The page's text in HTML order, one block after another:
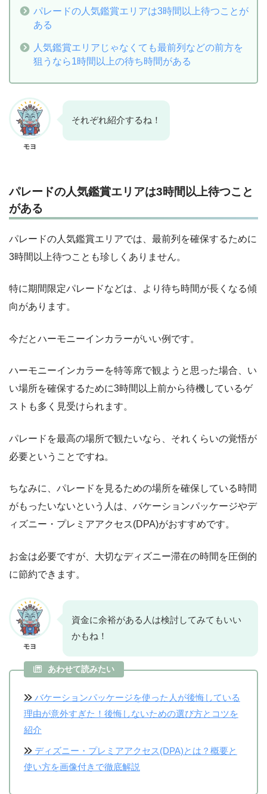
パレードの人気鑑賞エリアは3時間以上待つことが
ある
人気鑑賞エリアじゃなくても最前列などの前方を
狙うなら1時間以上の待ち時間がある
モヨ
それぞれ紹介するね！
パレードの人気鑑賞エリアは3時間以上待つこと
がある
パレードの人気鑑賞エリアでは、最前列を確保するために
3時間以上待つことも珍しくありません。
特に期間限定パレードなどは、より待ち時間が長くなる傾
向があります。
今だとハーモニーインカラーがいい例です。
ハーモニーインカラーを特等席で観ようと思った場合、い
い場所を確保するために3時間以上前から待機しているゲ
ストも多く見受けられます。
パレードを最高の場所で観たいなら、それくらいの覚悟が
必要ということですね。
ちなみに、パレードを見るための場所を確保している時間
がもったいないという人は、バケーションパッケージやデ
ィズニー・プレミアアクセス(DPA)がおすすめです。
お金は必要ですが、大切なディズニー滞在の時間を圧倒的
に節約できます。
モヨ
資金に余裕がある人は検討してみてもいい
かもね！
あわせて読みたい
バケーションパッケージを使った人が後悔している
理由が意外すぎた！後悔しないための選び方とコツを
紹介
ディズニー・プレミアアクセス(DPA)とは？概要と
使い方を画像付きで徹底解説